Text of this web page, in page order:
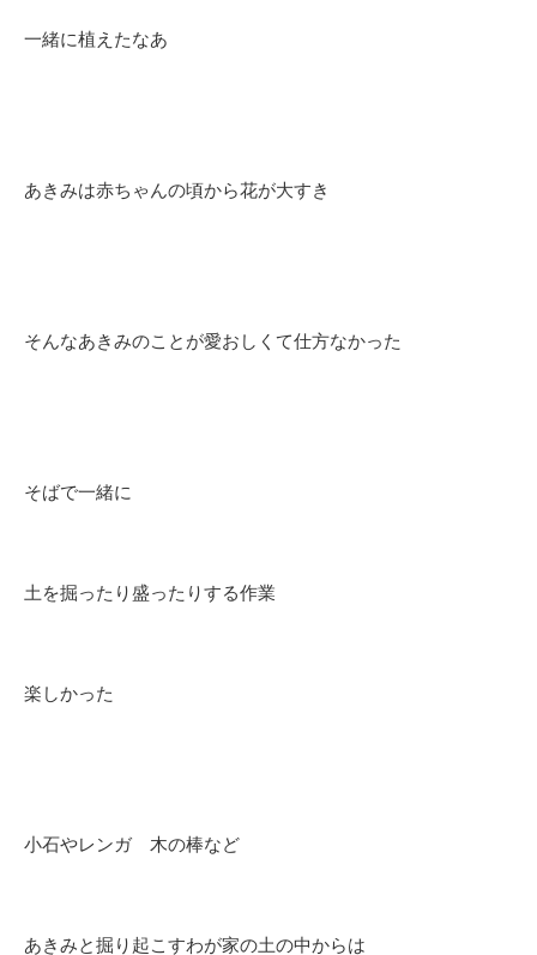
一緒に植えたなあ
あきみは赤ちゃんの頃から花が大すき
そんなあきみのことが愛おしくて仕方なかった
そばで一緒に
土を掘ったり盛ったりする作業
楽しかった
小石やレンガ 木の棒など
あきみと掘り起こすわが家の土の中からは